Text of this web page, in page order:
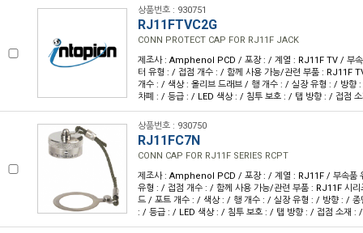
상품번호 : 930751
RJ11FTVC2G
CONN PROTECT CAP FOR RJ11F JACK
제조사 : Amphenol PCD / 포장 : / 계열 : RJ11F TV / 부속
터 유형 : / 접점 개수 : / 함께 사용 가능/관련 부품 : RJ11F
개수 : / 색상 : 올리브 드래브 / 행 개수 : / 실장 유형 : / 방향
차폐 : / 등급 : / LED 색상 : / 침투 보호 : / 탭 방향 : / 접점
상품번호 : 930750
RJ11FC7N
CONN CAP FOR RJ11F SERIES RCPT
제조사 : Amphenol PCD / 포장 : / 계열 : RJ11F / 부속품
유형 : / 접점 개수 : / 함께 사용 가능/관련 부품 : RJ11F 시
드 / 포트 개수 : / 색상 : / 행 개수 : / 실장 유형 : / 방향 : /
: / 등급 : / LED 색상 : / 침투 보호 : / 탭 방향 : / 접점 소재 :